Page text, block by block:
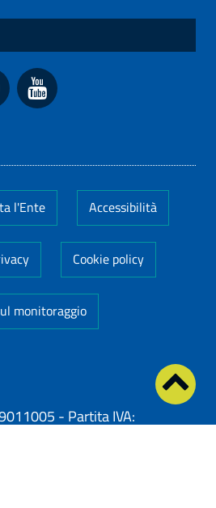
l'Ente Accessibilità
Cookie policy
monitoraggio
- Partita IVA: